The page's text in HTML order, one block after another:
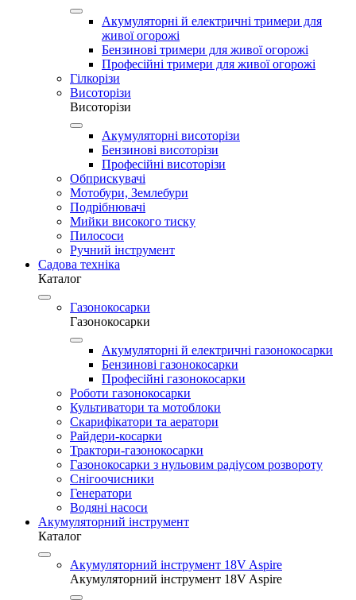
Акумуляторні й електричні тримери для
живої огорожі
Бензинові тримери для живої огорожі
Професійні тримери для живої огорожі
Гілкорізи
Висоторізи
Висоторізи
Акумуляторні висоторізи
Бензинові висоторізи
Професійні висоторізи
Обприскувачі
Мотобури, Землебури
Подрібнювачі
Мийки високого тиску
Пилососи
Ручний інструмент
Садова техніка
Каталог
Газонокосарки
Газонокосарки
Акумуляторні й електричні газонокосарки
Бензинові газонокосарки
Професійні газонокосарки
Роботи газонокосарки
Культиватори та мотоблоки
Скарифікатори та аератори
Райдери-косарки
Трактори-газонокосарки
Газонокосарки з нульовим радіусом розвороту
Снігоочисники
Генератори
Водяні насоси
Акумуляторний інструмент
Каталог
Акумуляторний інструмент 18V Aspire
Акумуляторний інструмент 18V Aspire